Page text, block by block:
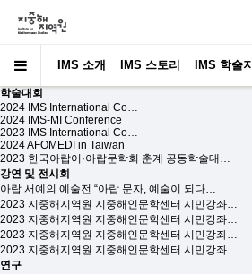
IMS 소개 IMS 스토리 IMS 학술지
학술대회
2024 IMS International Co…
2024 IMS-MI Conference
2023 IMS International Co…
2024 AFOMEDI in Taiwan
2023 한국아랍어·아랍문학회 춘계 공동학술대…
강연 및 전시회
아랍 서예의 예술전 “아랍 문자, 예술이 되다…
2023 지중해지역원 지중해인문학센터 시민강좌…
2023 지중해지역원 지중해인문학센터 시민강좌…
2023 지중해지역원 지중해인문학센터 시민강좌…
2023 지중해지역원 지중해인문학센터 시민강좌…
연구